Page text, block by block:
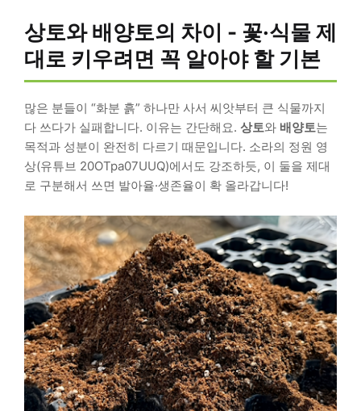
상토와 배양토의 차이 - 꽃·식물 제
대로 키우려면 꼭 알아야 할 기본
많은 분들이 “화분 흙” 하나만 사서 씨앗부터 큰 식물까지
다 쓰다가 실패합니다. 이유는 간단해요. 상토와 배양토는
목적과 성분이 완전히 다르기 때문입니다. 소라의 정원 영
상(유튜브 20OTpa07UUQ)에서도 강조하듯, 이 둘을 제대
로 구분해서 쓰면 발아율·생존율이 확 올라갑니다!